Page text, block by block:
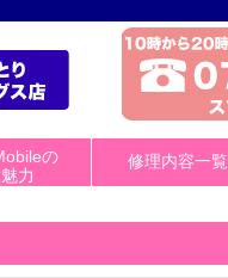
の
力
修理内容一覧